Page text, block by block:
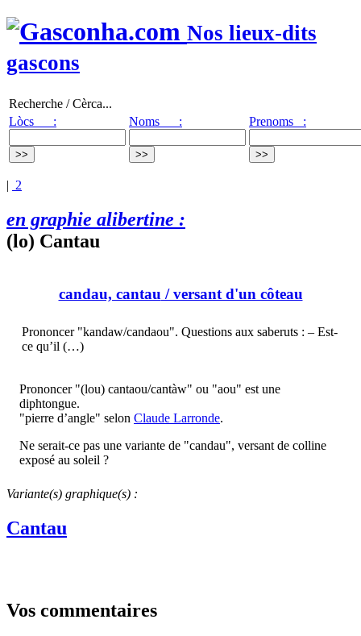
Nos lieux-dits
gascons
Recherche / Cèrca...
Lòcs :
Noms : Prenoms :
| 2
en graphie alibertine :
(lo) Cantau
candau, cantau / versant d'un côteau
Prononcer "kandaw/candaou". Questions aux saberuts : – Est-
ce qu’il (…)
Prononcer "(lou) cantaou/cantàw" ou "aou" est une
diphtongue.
"pierre d’angle" selon Claude Larronde.
Ne serait-ce pas une variante de "candau", versant de colline
exposé au soleil ?
Variante(s) graphique(s) :
Cantau
Vos commentaires